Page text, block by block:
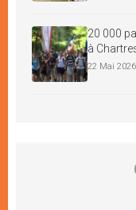
20 000
à
22 Mai 2026